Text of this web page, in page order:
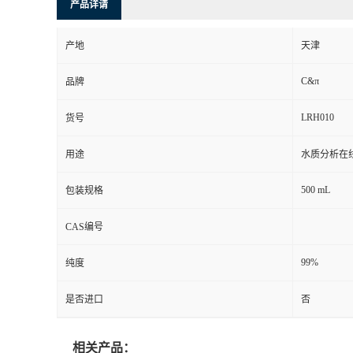
产品详请
产地 天津
品牌 C&π
货号 LRH010
用途 水质分析在
包装规格 500 mL
CAS编号
纯度 99%
是否进口 否
相关产品：